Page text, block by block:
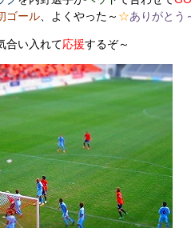
ゴール、よくやった～ ☆ありがとう
合い入れて応援するぞ～